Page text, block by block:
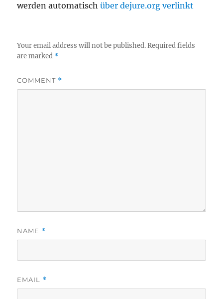
werden automatischüber dejure.org verlinkt
Your email address will not be published. Required fields
are marked *
COMMENT *
NAME *
EMAIL *